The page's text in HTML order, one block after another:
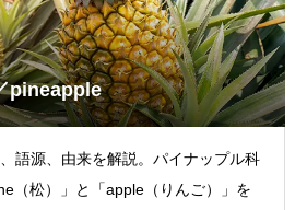
pineapple
語源、由来を解説。パイナップル科
（松）」と「apple（りんご）」を